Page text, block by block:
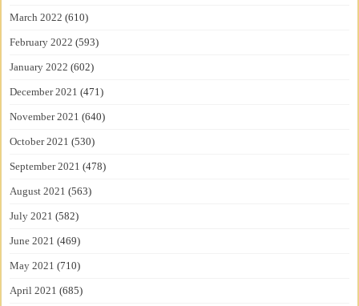
March 2022 (610)
February 2022 (593)
January 2022 (602)
December 2021 (471)
November 2021 (640)
October 2021 (530)
September 2021 (478)
August 2021 (563)
July 2021 (582)
June 2021 (469)
May 2021 (710)
April 2021 (685)